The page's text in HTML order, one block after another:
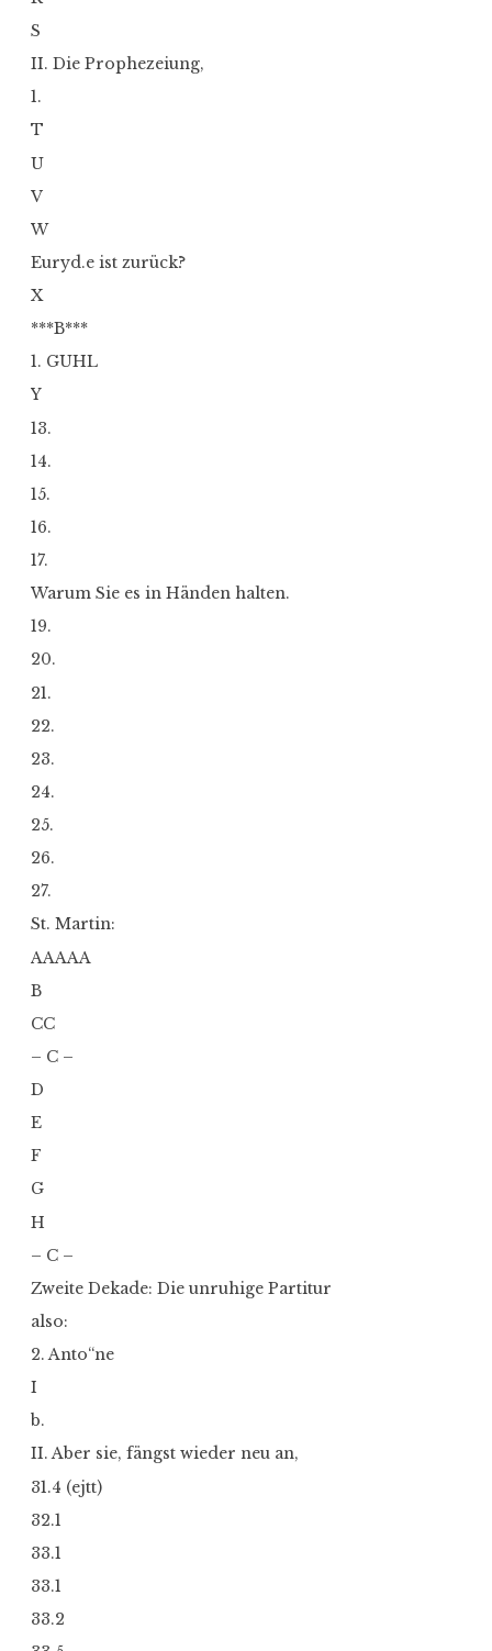
S
II. Die Prophezeiung,
1.
T
U
V
W
Euryd.e ist zurück?
X
***B***
1. GUHL
Y
13.
14.
15.
16.
17.
Warum Sie es in Händen halten.
19.
20.
21.
22.
23.
24.
25.
26.
27.
St. Martin:
AAAAA
B
CC
– C –
D
E
F
G
H
– C –
Zweite Dekade: Die unruhige Partitur
also:
2. Anto“ne
I
b.
II. Aber sie, fängst wieder neu an,
31.4 (ejtt)
32.1
33.1
33.1
33.2